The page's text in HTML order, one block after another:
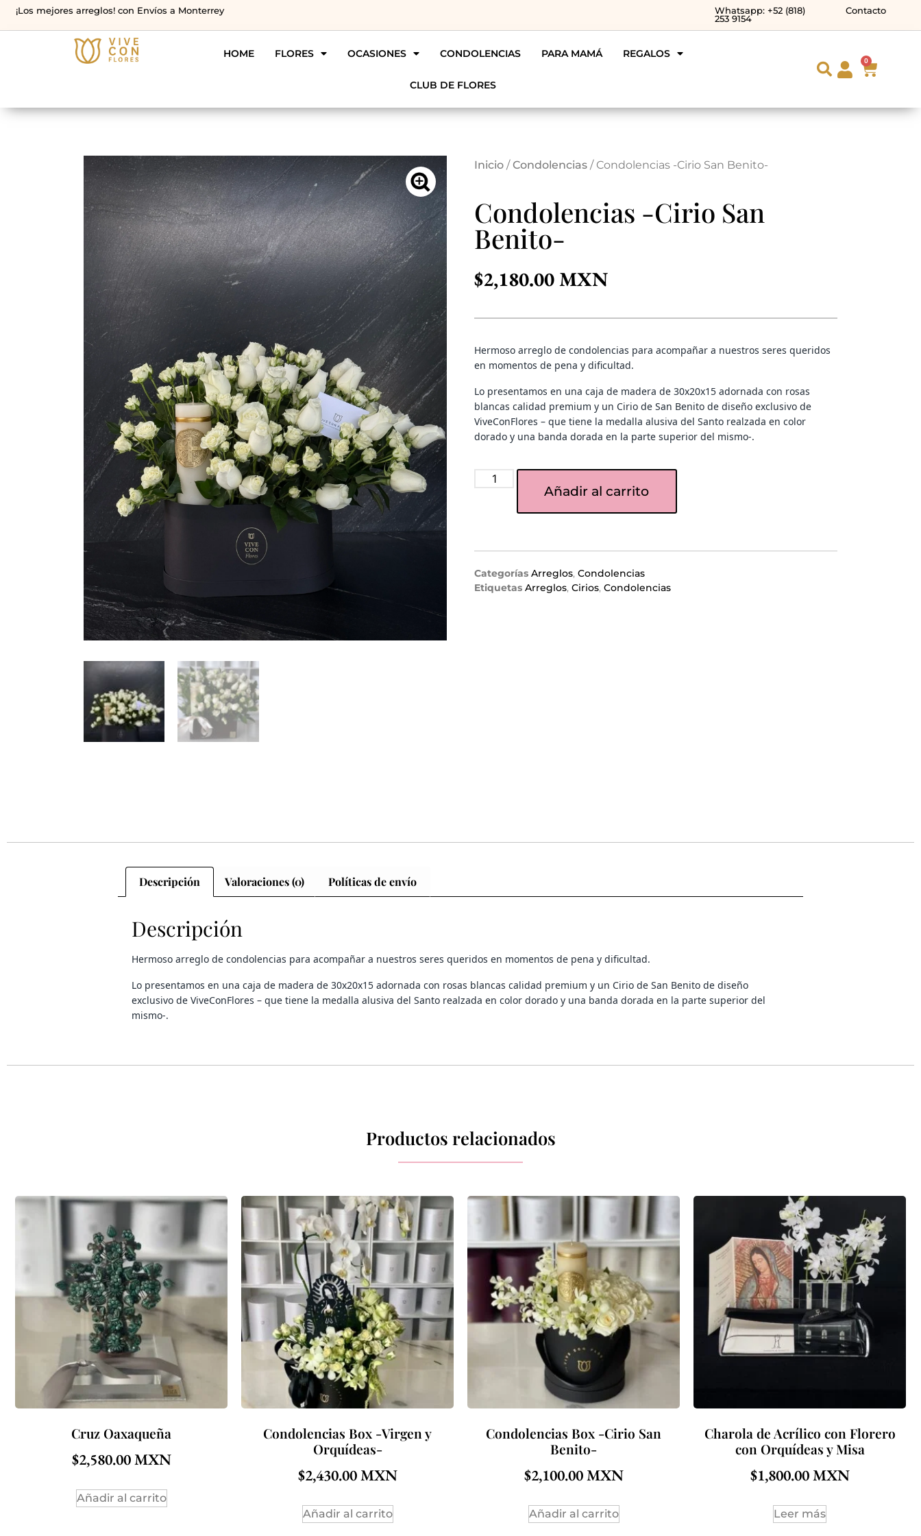
¡Los mejores arreglos! con Envíos a Monterrey
Whatsapp: +52 (818)
253 9154
Contacto
HOME FLORES OCASIONES CONDOLENCIAS PARA MAMÁ REGALOS
CLUB DE FLORES
0
Inicio /Condolencias / Condolencias -Cirio San Benito-
Condolencias -Cirio San
Benito-
$2,180.00
Hermoso arreglo de condolencias para acompañar a nuestros seres queridos
en momentos de pena y dificultad.
Lo presentamos en una caja de madera de 30x20x15 adornada con rosas
blancas calidad premium y un Cirio de San Benito de diseño exclusivo de
ViveConFlores – que tiene la medalla alusiva del Santo realzada en color
dorado y una banda dorada en la parte superior del mismo-.
Añadir al carrito
Categorías Arreglos, Condolencias
Etiquetas Arreglos, Cirios, Condolencias
Descripción Valoraciones (0) Políticas de envío
Descripción
Hermoso arreglo de condolencias para acompañar a nuestros seres queridos en momentos de pena y dificultad.
Lo presentamos en una caja de madera de 30x20x15 adornada con rosas blancas calidad premium y un Cirio de San Benito de diseño
exclusivo de ViveConFlores – que tiene la medalla alusiva del Santo realzada en color dorado y una banda dorada en la parte superior del
mismo-.
Productos relacionados
Cruz Oaxaqueña
$2,580.00
Añadir al carrito
Condolencias Box -Virgen y
Orquídeas-
$2,430.00
Añadir al carrito
Condolencias Box -Cirio San
Benito-
$2,100.00
Añadir al carrito
Charola de Acrílico con Florero
con Orquídeas y Misa
$1,800.00
Leer más